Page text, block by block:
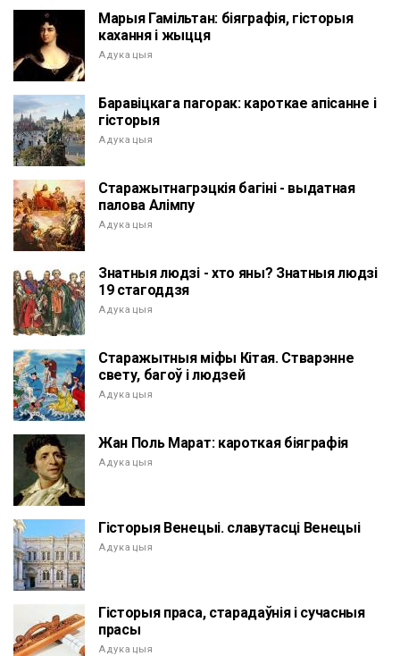
Марыя Гамільтан: біяграфія, гісторыя
кахання і жыцця
Адукацыя
Баравіцкага пагорак: кароткае апісанне і
гісторыя
Адукацыя
Старажытнагрэцкія багіні - выдатная
палова Алімпу
Адукацыя
Знатныя людзі - хто яны? Знатныя людзі
19 стагоддзя
Адукацыя
Старажытныя міфы Кітая. Стварэнне
свету, багоў і людзей
Адукацыя
Жан Поль Марат: кароткая біяграфія
Адукацыя
Гісторыя Венецыі. славутасці Венецыі
Адукацыя
Гісторыя праса, старадаўнія і сучасныя
прасы
Адукацыя